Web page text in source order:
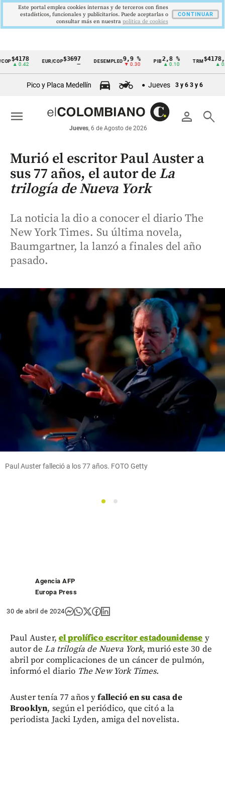
Cintillo
económicos
Colombia
$4178
▲ 0.42
EUR/COP$3697 DESEMPLEO9,9 %
▼ 0.30
2,8 %
▲ 0.10
TRM$4178,23
▲ 0.42
Pico y Placa Medellín Jueves 3 y 6 3 y 6
person search
Jueves, 6 de Agosto de 2026
menu
Murió el escritor Paul Auster a
sus 77 años, el autor de La
trilogía de Nueva York
La noticia la dio a conocer el diario The
New York Times. Su última novela,
Baumgartner, la lanzó a finales del año
pasado.
Paul Auster falleció a los 77 años. FOTO Getty
1 2
Agencia AFP
Europa Press
30 de abril de 2024
Paul Auster, el prolífico escritor estadounidense y
autor deLa trilogía de Nueva York, murió este 30 de
abril por complicaciones de un cáncer de pulmón,
informó el diario The New York Times.
Auster tenía 77 años yfalleció en su casa de
Brooklyn, según el periódico, que citó a la
periodista Jacki Lyden, amiga del novelista.
Este portal emplea cookies internas y de terceros con fines
estadísticos, funcionales y publicitarios. Puede aceptarlas o
consultar más en nuestra politica de cookies
CONTINUAR